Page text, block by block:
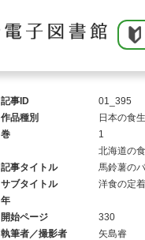
記事ID
01_395
作品種別
日本の食
巻
1
北海道の
記事タイトル
馬鈴薯の
サブタイトル
洋食の定着
年
開始ページ
330
執筆者／撮影者
矢島睿